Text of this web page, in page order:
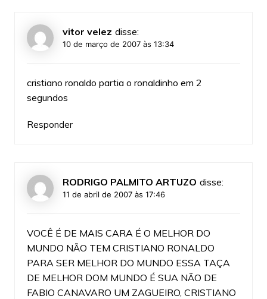
vitor velez disse:
10 de março de 2007 às 13:34
cristiano ronaldo partia o ronaldinho em 2
segundos
Responder
RODRIGO PALMITO ARTUZO disse:
11 de abril de 2007 às 17:46
VOCÊ É DE MAIS CARA É O MELHOR DO
MUNDO NÃO TEM CRISTIANO RONALDO
PARA SER MELHOR DO MUNDO ESSA TAÇA
DE MELHOR DOM MUNDO É SUA NÃO DE
FABIO CANAVARO UM ZAGUEIRO, CRISTIANO